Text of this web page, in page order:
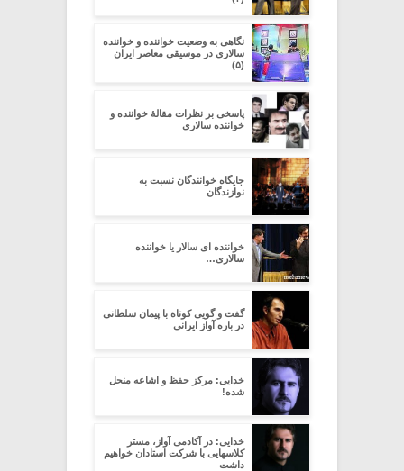
نگاهی به وضعیت خواننده و خواننده
سالاری در موسیقی معاصر ایران
(۵)
پاسخی بر نظرات مقالۀ خواننده و
خواننده سالاری
جایگاه خوانندگان نسبت به
نوازندگان
خواننده ای سالار یا خواننده
سالاری…
گفت و گویی کوتاه با پیمان سلطانی
در باره آواز ایرانی
خدایی: مرکز حفظ و اشاعه منحل
شده!
خدایی: در آکادمی آواز، مستر
کلاسهایی با شرکت استادان خواهیم
داشت